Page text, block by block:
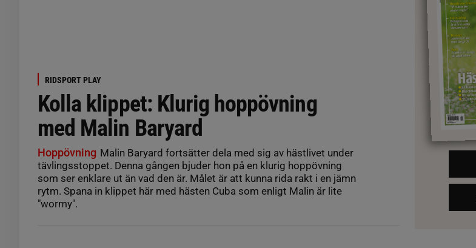
RIDSPORT PLAY
Kolla klippet: Klurig hoppövning
med Malin Baryard
Hoppövning Malin Baryard fortsätter dela med sig av hästlivet under
tävlingsstoppet. Denna gången bjuder hon på en klurig hoppövning
som ser enklare ut än vad den är. Målet är att kunna rida rakt i en jämn
rytm. Spana in klippet här med hästen Cuba som enligt Malin är lite
"wormy".